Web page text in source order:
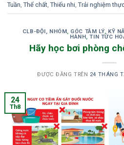
Tuần Thể chất Thiếu nhi Trải nghiệm
CLB-ĐỘI, NHÓM , GÓC TÂM LÝ, KỸ
HÀNH ,TIN TỨC
Hãy học bơi phòng
ĐƯỢC ĐĂNG TRÊN 24 THÁNG
24
Th8